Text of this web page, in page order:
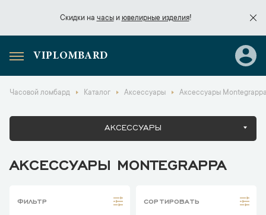
Скидки на часыи ювелирные изделия!
Скидки начасы
VIPLOMBARD
Часовой ломбард Каталог Аксессуары Аксессуары
АКСЕССУАРЫ
АКСЕССУАРЫ MONTEGRAPPA
ФИЛЬТР СОРТИРОВАТЬ